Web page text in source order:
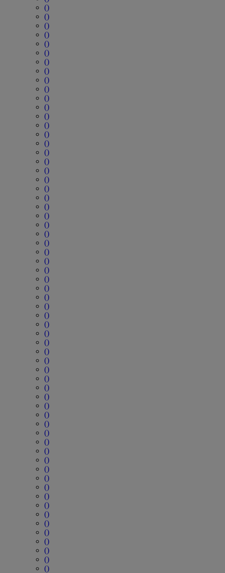
()
()
()
()
()
()
()
()
()
()
()
()
()
()
()
()
()
()
()
()
()
()
()
()
()
()
()
()
()
()
()
()
()
()
()
()
()
()
()
()
()
()
()
()
()
()
()
()
()
()
()
()
()
()
()
()
()
()
()
()
()
()
()